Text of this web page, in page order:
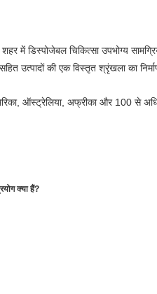
में डिस्पोजेबल चिकित्सा उपभोग्य
उत्पादों की एक विस्तृत श्रृंखला का
ऑस्ट्रेलिया, अफ्रीका और 100 से
क्या हैं?